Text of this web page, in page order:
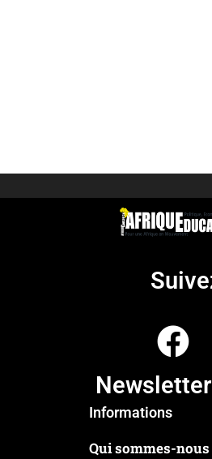
Newsletter
Informations
Qui sommes-nous